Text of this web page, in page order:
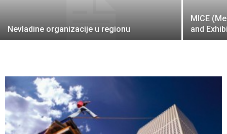
Nevladine organizacije u regionu
MICE
and